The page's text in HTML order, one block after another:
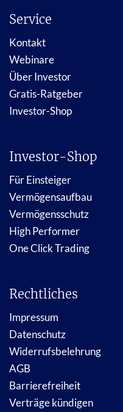
Service
Kontakt
Webinare
Über Investor
Gratis-Ratgeber
Investor-Shop
Investor-Shop
Für Einsteiger
Vermögensaufbau
Vermögensschutz
High Performer
One Click Trading
Rechtliches
Impressum
Datenschutz
Widerrufsbelehrung
AGB
Barrierefreiheit
Verträge kündigen